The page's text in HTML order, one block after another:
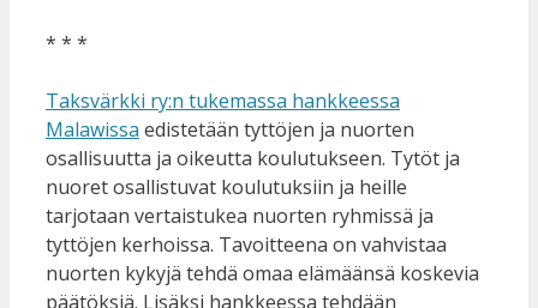
* * *
Taksvärkki ry:n tukemassa hankkeessa
Malawissa edistetään tyttöjen ja nuorten
osallisuutta ja oikeutta koulutukseen. Tytöt ja
nuoret osallistuvat koulutuksiin ja heille
tarjotaan vertaistukea nuorten ryhmissä ja
tyttöjen kerhoissa. Tavoitteena on vahvistaa
nuorten kykyjä tehdä omaa elämäänsä koskevia
päätöksiä. Lisäksi hankkeessa tehdään